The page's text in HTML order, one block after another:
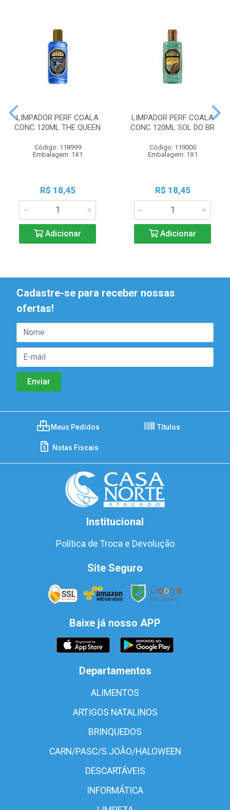
LIMPADOR PERF COALA
CONC 120ML THE QUEEN
Código: 118999
Embalagem: 1X1
R$ 18,45
Adicionar
LIMPADOR PERF COALA
CONC 120ML SOL DO BR
Código: 119000
Embalagem: 1X1
R$ 18,45
Adicionar
Cadastre-se para receber nossas
ofertas!
Meus Pedidos Títulos
Notas Fiscais
Institucional
Política de Troca e Devolução
Site Seguro
Baixe já nosso APP
Departamentos
ALIMENTOS
ARTIGOS NATALINOS
BRINQUEDOS
CARN/PASC/S.JOÃO/HALOWEEN
DESCARTÁVEIS
INFORMÁTICA